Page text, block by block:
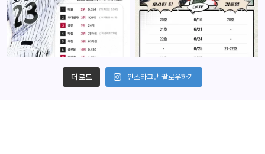
더 로드 인스타그램 팔로우하기